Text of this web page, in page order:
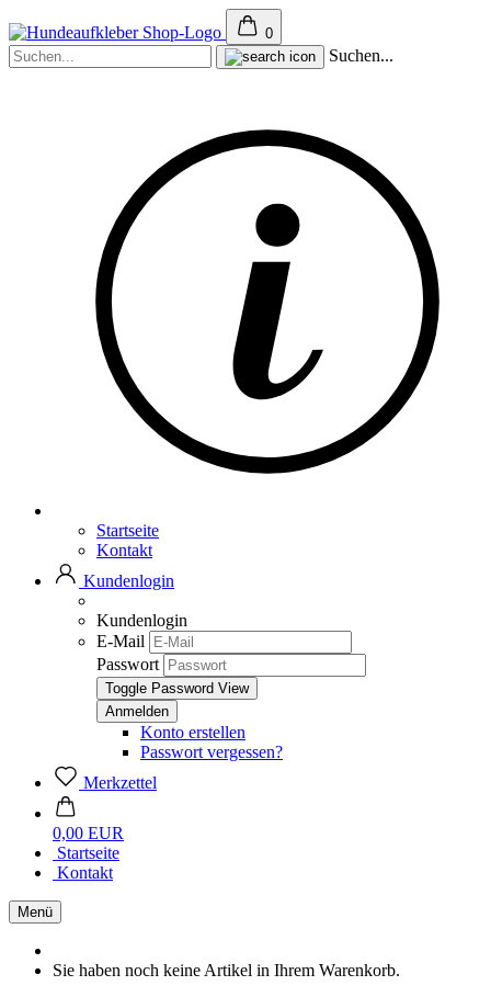
0
Suchen...
Startseite
Kontakt
Kundenlogin
Kundenlogin
E-Mail
Passwort
Toggle Password View
Konto erstellen
Passwort vergessen?
Merkzettel
0,00 EUR
Startseite
Kontakt
Menü
Sie haben noch keine Artikel in Ihrem Warenkorb.